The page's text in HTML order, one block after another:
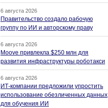
6 августа 2026
Правительство создало рабочую
группу по ИИ и авторскому праву
6 августа 2026
Moove привлекла $250 млн для
развития инфраструктуры роботакси
6 августа 2026
ИТ-компании предложили упростить
использование обезличенных данных
для обучения ИИ